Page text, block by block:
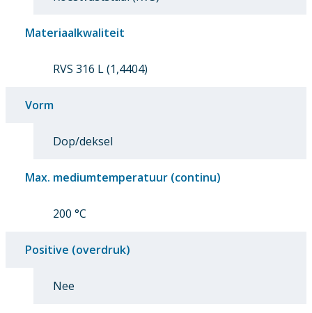
Materiaalkwaliteit
RVS 316 L (1,4404)
Vorm
Dop/deksel
Max. mediumtemperatuur (continu)
200 °C
Positive (overdruk)
Nee